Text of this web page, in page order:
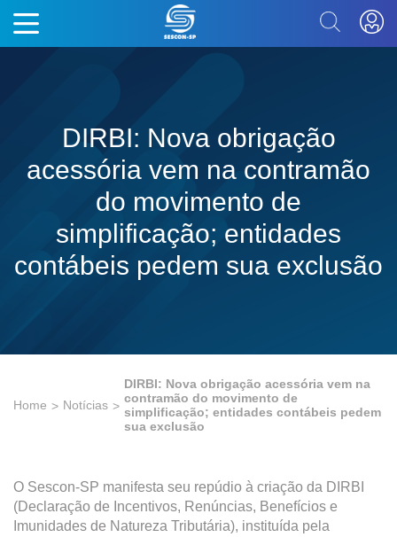
DIRBI: Nova obrigação
acessória vem na contramão
do movimento de
simplificação; entidades
contábeis pedem sua exclusão
Home Notícias
DIRBI: Nova obrigação acessória vem na
contramão do movimento de
simplificação; entidades contábeis pedem
sua exclusão
O Sescon-SP manifesta seu repúdio à criação da DIRBI
(Declaração de Incentivos, Renúncias, Benefícios e
Imunidades de Natureza Tributária), instituída pela